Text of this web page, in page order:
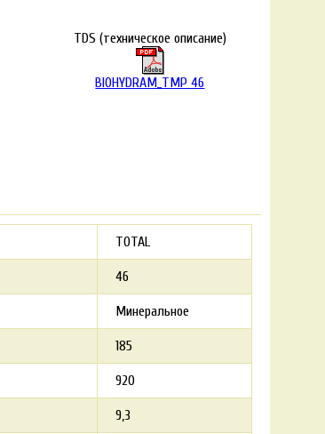
TDS (техническое описание)
BIOHYDRAM_TMP 46
TOTAL
46
Минеральное
185
920
9,3